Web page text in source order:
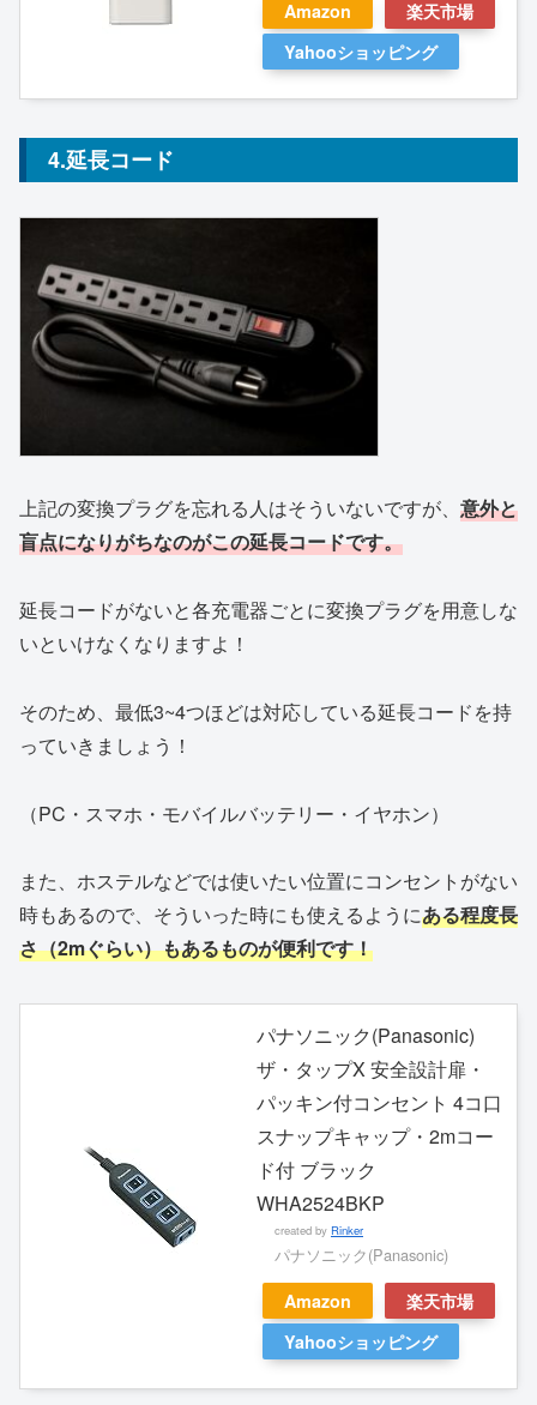
Amazon
楽天市場
Yahooショッピング
4.延長コード
上記の変換プラグを忘れる人はそういないですが、 意外と
盲点になりがちなのがこの延長コードです。
延長コードがないと各充電器ごとに変換プラグを用意しな
いといけなくなりますよ！
そのため、最低3~4つほどは対応している延長コードを持
っていきましょう！
（PC・スマホ・モバイルバッテリー・イヤホン）
また、ホステルなどでは使いたい位置にコンセントがない
時もあるので、そういった時にも使えるようにある程度長
さ（2mぐらい）もあるものが便利です！
パナソニック(Panasonic)
ザ・タップX 安全設計扉・
パッキン付コンセント 4コ口
スナップキャップ・2mコー
ド付 ブラック
WHA2524BKP
created by Rinker
パナソニック(Panasonic)
Amazon
楽天市場
Yahooショッピング